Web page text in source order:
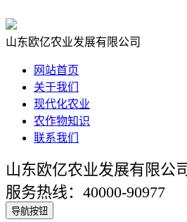
山东欧亿农业发展有限公司
网站首页
关于我们
现代化农业
农作物知识
联系我们
山东欧亿农业发展有限公
服务热线：40000-90977
导航按钮